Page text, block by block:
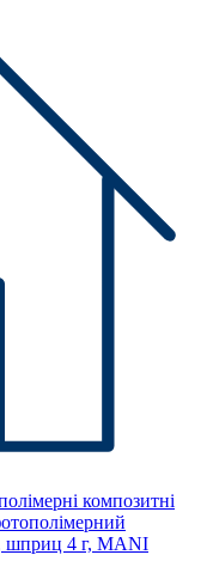
композитні
шприц 4 г, MANI